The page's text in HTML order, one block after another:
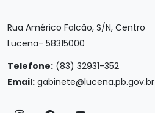
Rua Américo Falcão, S/N, Centro
Lucena- 58315000
Telefone: (83) 32931-352
Email: gabinete@lucena.pb.gov.br